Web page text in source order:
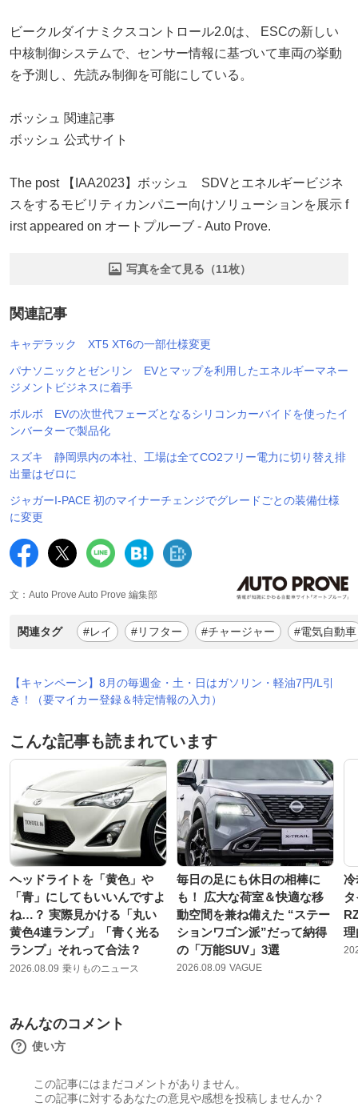
ビークルダイナミクスコントロール2.0は、 ESCの新しい
中核制御システムで、センサー情報に基づいて車両の挙動
を予測し、先読み制御を可能にしている。
ボッシュ 関連記事
ボッシュ 公式サイト
The post 【IAA2023】ボッシュ SDVとエネルギービジネ
スをするモビリティカンパニー向けソリューションを展示 f
irst appeared on オートプルーブ - Auto Prove.
写真を全て見る（11枚）
関連記事
キャデラック XT5 XT6の一部仕様変更
パナソニックとゼンリン EVとマップを利用したエネルギーマネー
ジメントビジネスに着手
ボルボ EVの次世代フェーズとなるシリコンカーバイドを使ったイ
ンバーターで製品化
スズキ 静岡県内の本社、工場は全てCO2フリー電力に切り替え排
出量はゼロに
ジャガーI-PACE 初のマイナーチェンジでグレードごとの装備仕様
に変更
文：Auto Prove Auto Prove 編集部
関連タグ #レイ #リフター #チャージャー #電気自動車
【キャンペーン】8月の毎週金・土・日はガソリン・軽油7円/L引
き！（要マイカー登録＆特定情報の入力）
こんな記事も読まれています
ヘッドライトを「黄色」や
「青」にしてもいいんですよ
ね…？ 実際見かける「丸い
黄色4連ランプ」「青く光る
ランプ」それって合法？
2026.08.09 乗りものニュース
毎日の足にも休日の相棒に
も！ 広大な荷室＆快適な移
動空間を兼ね備えた “ステー
ションワゴン派”だって納得
の「万能SUV」3選
2026.08.09 VAGUE
冷
理
みんなのコメント
使い方
この記事にはまだコメントがありません。
この記事に対するあなたの意見や感想を投稿しませんか？